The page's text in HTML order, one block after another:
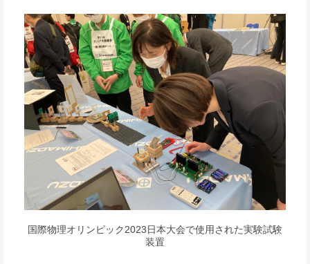
国際物理オリンピック2023日本大会で使用された実験試験
装置